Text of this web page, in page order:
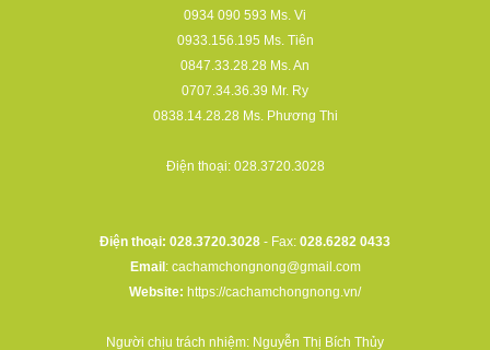
0934 090 593 Ms. Vi
0933.156.195 Ms. Tiên
0847.33.28.28 Ms. An
0707.34.36.39 Mr. Ry
0838.14.28.28 Ms. Phương Thi
Điện thoại: 028.3720.3028
Điện thoại: 028.3720.3028 - Fax: 028.6282 0433
Email : cachamchongnong@gmail.com
Website: https://cachamchongnong.vn/
Người chịu trách nhiệm: Nguyễn Thị Bích Thủy